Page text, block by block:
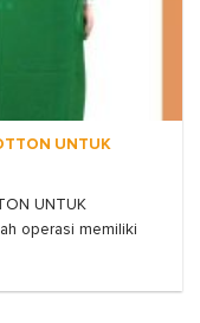
UNTUK
UNTUK
operasi memiliki